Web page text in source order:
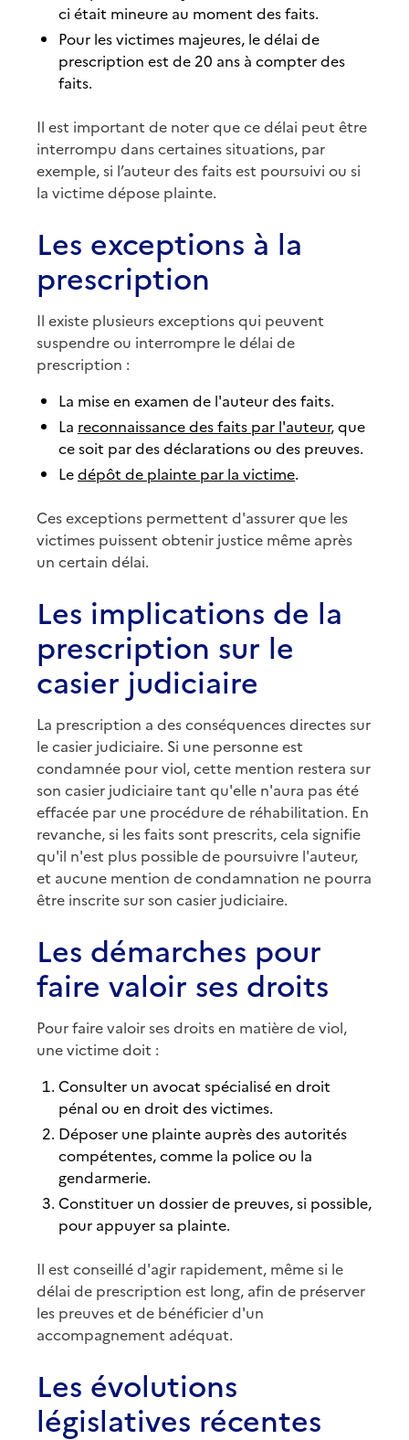
ci était mineure au moment des faits.
Pour les victimes majeures, le délai de
prescription est de 20 ans à compter des
faits.
Il est important de noter que ce délai peut être
interrompu dans certaines situations, par
exemple, si l’auteur des faits est poursuivi ou si
la victime dépose plainte.
Les exceptions à la
prescription
Il existe plusieurs exceptions qui peuvent
suspendre ou interrompre le délai de
prescription :
La mise en examen de l'auteur des faits.
La reconnaissance des faits par l'auteur, que
ce soit par des déclarations ou des preuves.
Ledépôt de plainte par la victime.
Ces exceptions permettent d'assurer que les
victimes puissent obtenir justice même après
un certain délai.
Les implications de la
prescription sur le
casier judiciaire
La prescription a des conséquences directes sur
le casier judiciaire. Si une personne est
condamnée pour viol, cette mention restera sur
son casier judiciaire tant qu'elle n'aura pas été
effacée par une procédure de réhabilitation. En
revanche, si les faits sont prescrits, cela signifie
qu'il n'est plus possible de poursuivre l'auteur,
et aucune mention de condamnation ne pourra
être inscrite sur son casier judiciaire.
Les démarches pour
faire valoir ses droits
Pour faire valoir ses droits en matière de viol,
une victime doit :
Consulter un avocat spécialisé en droit
pénal ou en droit des victimes.
Déposer une plainte auprès des autorités
compétentes, comme la police ou la
gendarmerie.
Constituer un dossier de preuves, si possible,
pour appuyer sa plainte.
Il est conseillé d'agir rapidement, même si le
délai de prescription est long, afin de préserver
les preuves et de bénéficier d'un
accompagnement adéquat.
Les évolutions
législatives récentes